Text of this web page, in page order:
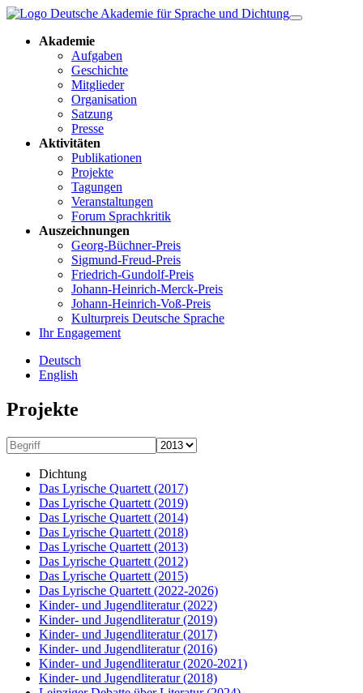
Akademie
Aufgaben
Geschichte
Mitglieder
Organisation
Satzung
Presse
Aktivitäten
Publikationen
Projekte
Tagungen
Veranstaltungen
Forum Sprachkritik
Auszeichnungen
Georg-Büchner-Preis
Sigmund-Freud-Preis
Friedrich-Gundolf-Preis
Johann-Heinrich-Merck-Preis
Johann-Heinrich-Voß-Preis
Kulturpreis Deutsche Sprache
Ihr Engagement
Deutsch
English
Projekte
Dichtung
Das Lyrische Quartett (2017)
Das Lyrische Quartett (2019)
Das Lyrische Quartett (2014)
Das Lyrische Quartett (2018)
Das Lyrische Quartett (2013)
Das Lyrische Quartett (2012)
Das Lyrische Quartett (2015)
Das Lyrische Quartett (2022-2026)
Kinder- und Jugendliteratur(2022)
Kinder- und Jugendliteratur(2019)
Kinder- und Jugendliteratur(2017)
Kinder- und Jugendliteratur(2016)
Kinder- und Jugendliteratur(2020-2021)
Kinder- und Jugendliteratur(2018)